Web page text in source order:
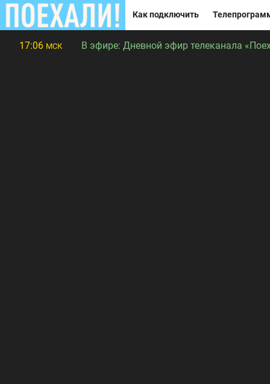
Как подключить
17:06 МСК В эфире: Дневной эфир телеканала